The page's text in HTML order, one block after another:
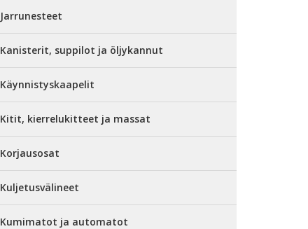
Jarrunesteet
Kanisterit, suppilot ja öljykannut
Käynnistyskaapelit
Kitit, kierrelukitteet ja massat
Korjausosat
Kuljetusvälineet
Kumimatot ja automatot